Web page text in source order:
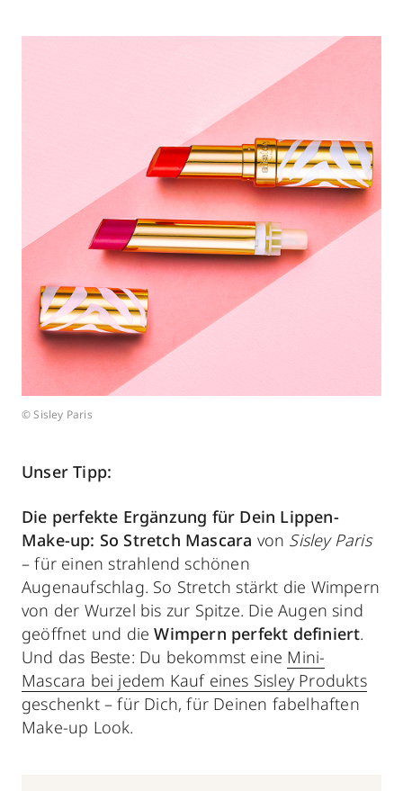
© Sisley Paris
Unser Tipp:
Die perfekte Ergänzung für Dein Lippen-
Make-up: So Stretch Mascara von Sisley Paris
– für einen strahlend schönen
Augenaufschlag. So Stretch stärkt die Wimpern
von der Wurzel bis zur Spitze. Die Augen sind
geöffnet und dieWimpern perfekt definiert.
Und das Beste: Du bekommst eine Mini-
Mascara bei jedem Kauf eines Sisley Produkts
geschenkt – für Dich, für Deinen fabelhaften
Make-up Look.